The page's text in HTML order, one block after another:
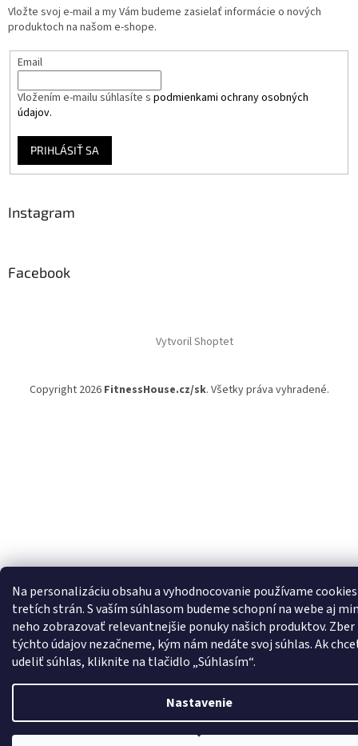
Na personalizáciu obsahu a vyhodnocovanie používame cookies
tretích strán. S vaším súhlasom budeme schopní na webe aj
neho zobrazovať relevantnejšie ponuky našich produktov. Zber
týchto údajov nezačneme, kým nám nedáte svoj súhlas. Ak
udeliť súhlas, kliknite na tlačidlo „Súhlasím“.
Nastavenie
Vložte svoj e-mail a my Vám budeme zasielať informácie o nových
produktoch na našom e-shope.
Email
Vložením e-mailu súhlasíte s podmienkami ochrany osobných
údajov.
PRIHLÁSIŤ SA
Instagram
Facebook
Vytvoril Shoptet
Copyright 2026 FitnessHouse.cz/sk. Všetky práva vyhradené.